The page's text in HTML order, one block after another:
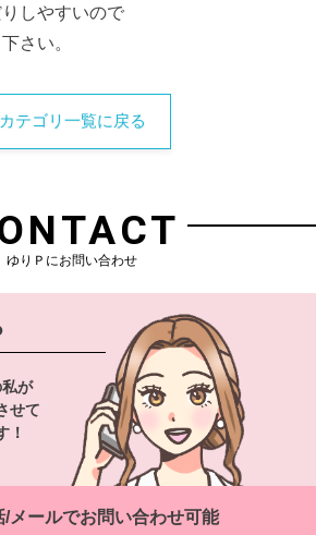
しやすいので
さい。
カテゴリ一覧に戻る
ゆりＰにお問い合わせ
が
せて
！
/メールでお問い合わせ可能